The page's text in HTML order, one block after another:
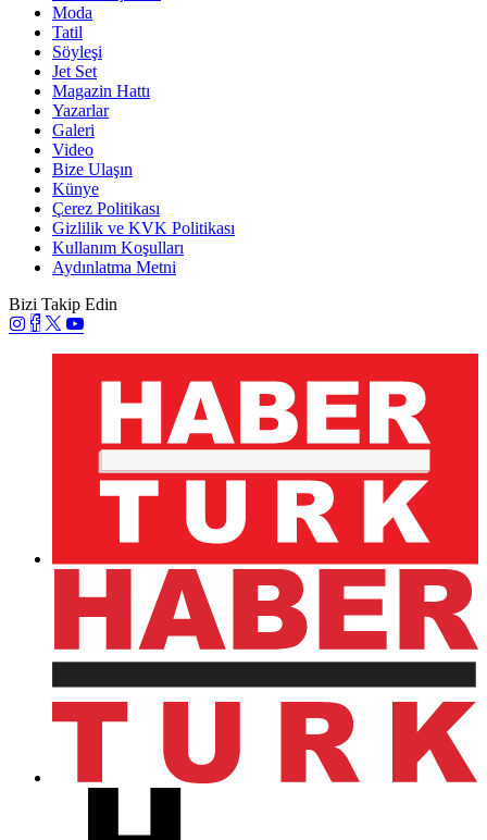
Moda
Tatil
Söyleşi
Jet Set
Magazin Hattı
Yazarlar
Galeri
Video
Bize Ulaşın
Künye
Çerez Politikası
Gizlilik ve KVK Politikası
Kullanım Koşulları
Aydınlatma Metni
Bizi Takip Edin